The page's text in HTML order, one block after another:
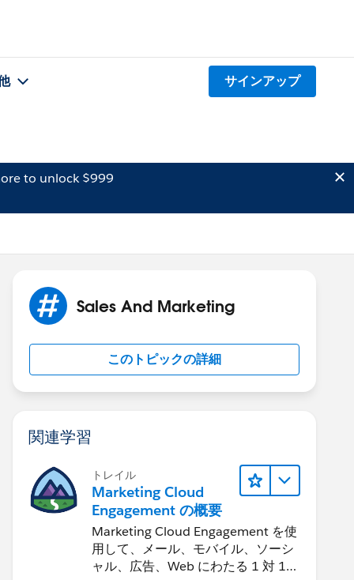
サインアップ
to unlock $999
Sales And Marketing
このトピックの詳細
関連学習
トレイル
Marketing Cloud
Engagement の概要
Marketing Cloud Engagement を使
用して、メール、モバイル、ソーシ
ャル、広告、Web にわたる 1 対 1